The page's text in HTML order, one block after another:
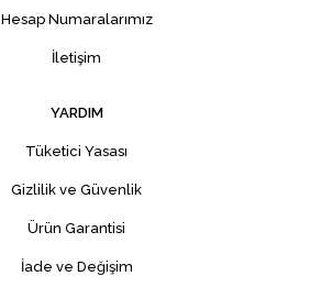
Hesap Numaralarımız
İletişim
YARDIM
Tüketici Yasası
Gizlilik ve Güvenlik
Ürün Garantisi
İade ve Değişim